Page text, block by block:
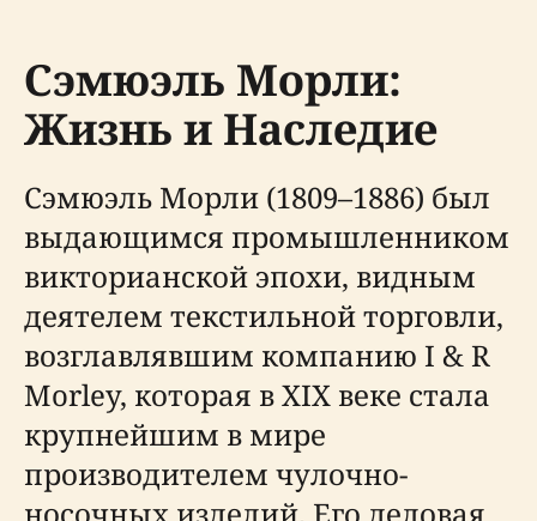
Сэмюэль Морли:
Жизнь и Наследие
Сэмюэль Морли (1809–1886) был
выдающимся промышленником
викторианской эпохи, видным
деятелем текстильной торговли,
возглавлявшим компанию I & R
Morley, которая в XIX веке стала
крупнейшим в мире
производителем чулочно-